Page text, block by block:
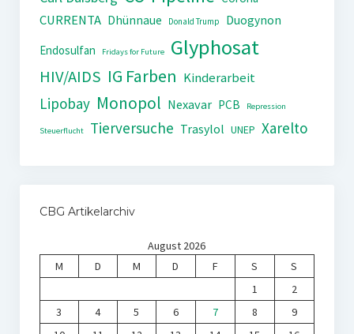
CURRENTA Dhünnaue Donald Trump
Duogynon
Endosulfan
Fridays for Future Glyphosat
HIV/AIDS IG Farben Kinderarbeit
Lipobay Monopol Nexavar PCB Repression
Steuerflucht Tierversuche Trasylol UNEP Xarelto
CBG Artikelarchiv
August 2026
M
D M D F S
S
1
2
3
4 5 6 7 8
9